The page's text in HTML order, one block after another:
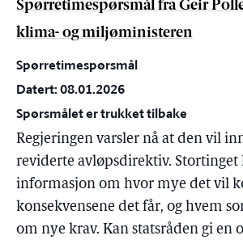
Spørretimespørsmål fra Geir
klima- og miljøministeren
Spørretimespørsmål
Datert: 08.01.2026
Spørsmålet er trukket tilbake
Regjeringen varsler nå at den vil
reviderte avløpsdirektiv. Stortinget
informasjon om hvor mye det vil
konsekvensene det får, og hvem
om nye krav. Kan statsråden gi en